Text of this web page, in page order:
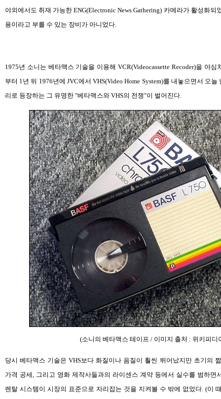
야외에서도 취재 가능한 ENG(Electronic News Gathering) 카메라가 활성화되
용이라고 부를 수 있는 장비가 아니었다.
1975년 소니는 베타맥스 기술을 이용해 VCR(Videocassette Recoder)을 야
부터 1년 뒤 1976년에 JVC에서 VHS(Video Home System)를 내놓으면서 오
리로 등장하는 그 유명한 "베타맥스와 VHS의 전쟁"이 벌어진다.
(소니의 베타맥스 테이프 / 이미지 출처 : 위키피디
당시 베타맥스 기술은 VHS보다 화질이나 음질이 훨씬 뛰어났지만 초기의
가격 공세, 그리고 영화 제작사들과의 라이센스 계약 등에서 실수를 범하면
렌탈 시스템이 시장의 표준으로 자리잡는 것을 지켜볼 수 밖에 없었다. (이